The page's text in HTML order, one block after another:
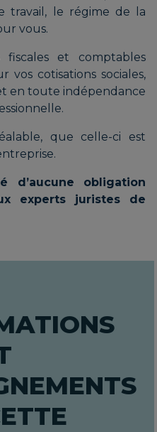
travail, le régime de la
vous.
fiscales et comptables
vos cotisations sociales,
en toute indépendance
que celle-ci est
d’aucune obligation
experts juristes de